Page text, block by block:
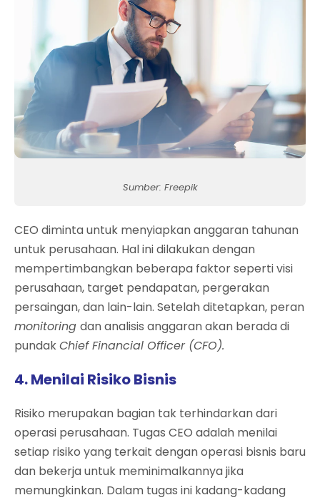
Sumber: Freepik
CEO diminta untuk menyiapkan anggaran tahunan
untuk perusahaan. Hal ini dilakukan dengan
mempertimbangkan beberapa faktor seperti visi
perusahaan, target pendapatan, pergerakan
persaingan, dan lain-lain. Setelah ditetapkan, peran
monitoring dan analisis anggaran akan berada di
pundakChief Financial Officer (CFO).
4. Menilai Risiko Bisnis
Risiko merupakan bagian tak terhindarkan dari
operasi perusahaan. Tugas CEO adalah menilai
setiap risiko yang terkait dengan operasi bisnis baru
dan bekerja untuk meminimalkannya jika
memungkinkan. Dalam tugas ini kadang-kadang